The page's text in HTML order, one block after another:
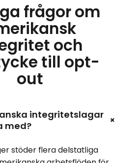
frågor om
och
till opt-
out
integritetslagar
med?
+
stöder flera delstatliga